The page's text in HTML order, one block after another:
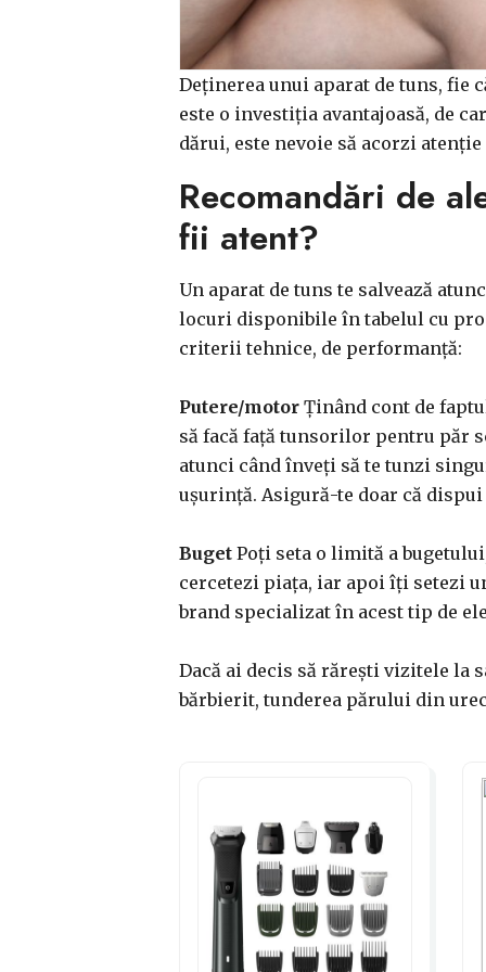
Deținerea unui aparat de tuns, fie
este o investiția avantajoasă, de
dărui, este nevoie să acorzi
Recomandări de
fii atent?
Un aparat de tuns te salvează
locuri disponibile în tabelul cu
criterii tehnice, de performanță:
Putere/motorȚinând cont de
să facă față tunsorilor pentru păr
atunci când înveți să te tunzi
ușurință. Asigură-te doar că
BugetPoți seta o limită a
cercetezi piața, iar apoi îți setezi
brand specializat în acest tip de
Dacă ai decis să rărești vizitele la
bărbierit, tunderea părului din